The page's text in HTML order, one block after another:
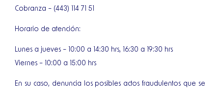
Cobranza – (443) 114 71 51
Horario de atención:
Lunes a jueves – 10:00 a 14:30 hrs, 16:30 a 19:30 hrs
Viernes – 10:00 a 15:00 hrs
En su caso, denuncia los posibles actos fraudulentos que se